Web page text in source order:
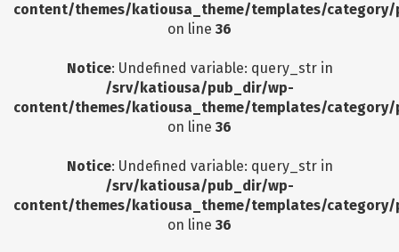
content/themes/katiousa_theme/templates/
on line 36
Notice: Undefined variable: query_str in
/srv/katiousa/pub_dir/wp-
content/themes/katiousa_theme/templates/
on line 36
Notice: Undefined variable: query_str in
/srv/katiousa/pub_dir/wp-
content/themes/katiousa_theme/templates/
on line 36